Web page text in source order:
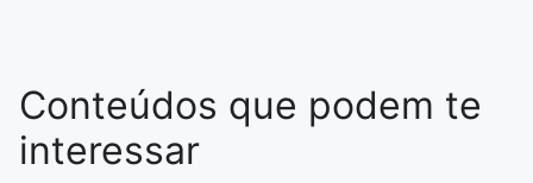
Conteúdos que podem te
interessar